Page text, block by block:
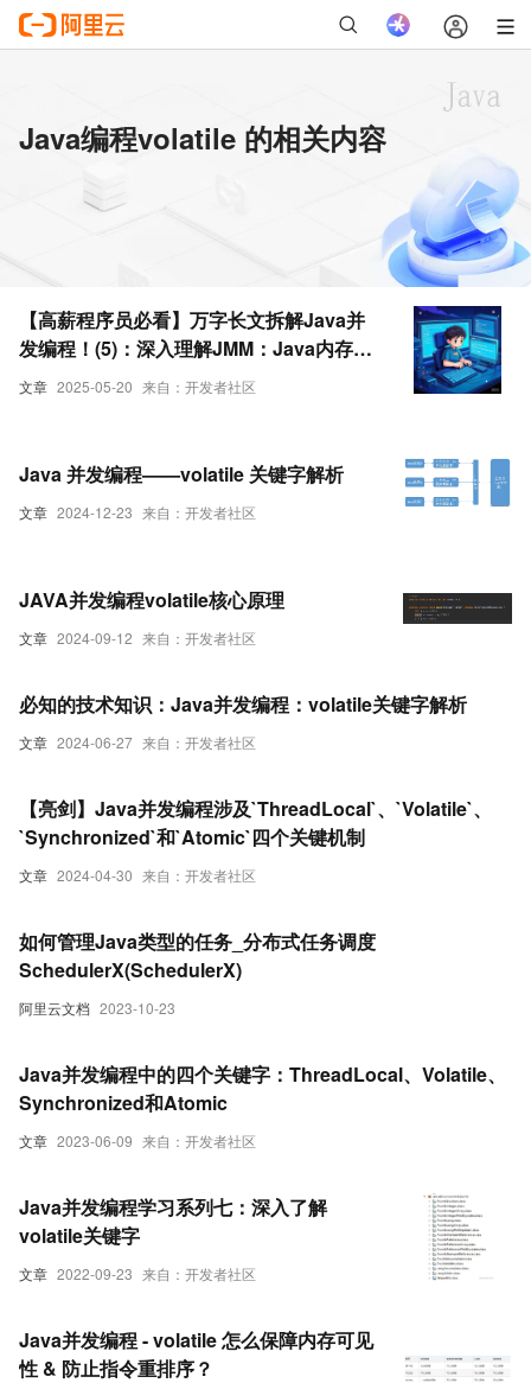
Java编程volatile 的相关内容
文章 2025-05-20 来自：开发者社区
【高薪程序员必看】万字长文拆解Java并
发编程！(5)：深入理解JMM：Java内存模
型的三大特性与volatile底层原理
文章 2024-12-23 来自：开发者社区
Java 并发编程——volatile 关键字解析
文章 2024-09-12 来自：开发者社区
JAVA并发编程volatile核心原理
文章 2024-06-27 来自：开发者社区
必知的技术知识：Java并发编程：volatile关键字解析
文章 2024-04-30 来自：开发者社区
【亮剑】Java并发编程涉及`ThreadLocal`、`Volatile`、
`Synchronized`和`Atomic`四个关键机制
阿里云文档 2023-10-23
如何管理Java类型的任务_分布式任务调度
SchedulerX(SchedulerX)
文章 2023-06-09 来自：开发者社区
Java并发编程中的四个关键字：ThreadLocal、Volatile、
Synchronized和Atomic
文章 2022-09-23 来自：开发者社区
Java并发编程学习系列七：深入了解
volatile关键字
Java并发编程 - volatile 怎么保障内存可见
性 & 防止指令重排序？